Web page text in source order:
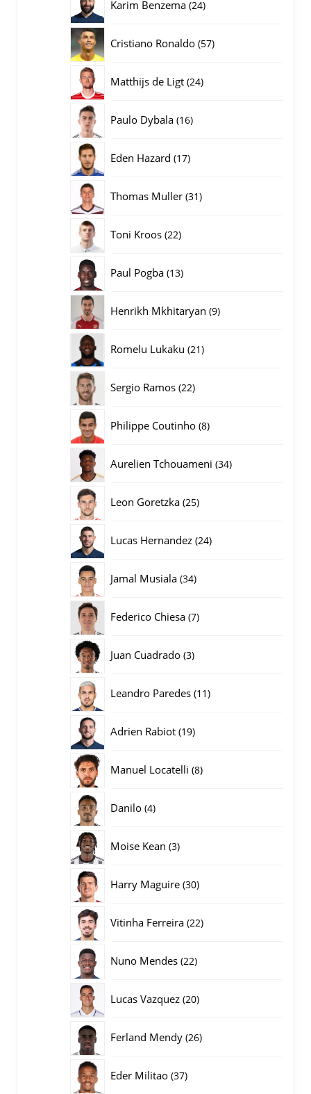
Karim Benzema 2424
Cristiano Ronaldo 5757
Matthijs de Ligt 2424
Paulo Dybala 1616
Eden Hazard 1717
Thomas Muller 3131
Toni Kroos 2222
Paul Pogba 1313
Henrikh Mkhitaryan 99
Romelu Lukaku 2121
Sergio Ramos 2222
Philippe Coutinho 88
Aurelien Tchouameni 3434
Leon Goretzka 2525
Lucas Hernandez 2424
Jamal Musiala 3434
Federico Chiesa 77
Juan Cuadrado 33
Leandro Paredes 1111
Adrien Rabiot 1919
Manuel Locatelli 88
Danilo 44
Moise Kean 33
Harry Maguire 3030
Vitinha Ferreira 2222
Nuno Mendes 2222
Lucas Vazquez 2020
Ferland Mendy 2626
Eder Militao 3737